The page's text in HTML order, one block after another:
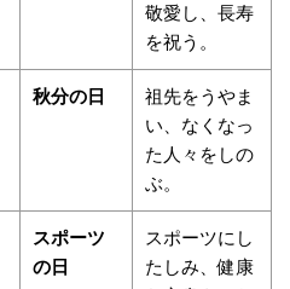
敬愛し、長寿
を祝う。
秋分の日
祖先をうやま
い、なくなっ
た人々をしの
ぶ。
スポーツ
の日
スポーツにし
たしみ、健康